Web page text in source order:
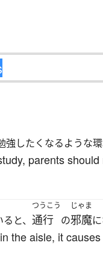
強したくなるような
parents
ると、
つうこう
通行 の
じゃま
邪魔
the aisle, it